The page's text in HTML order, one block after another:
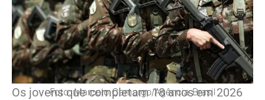
Foto: Marcelo Camargo/Agência Brasil
Os jovens que completam 18 anos em 2026